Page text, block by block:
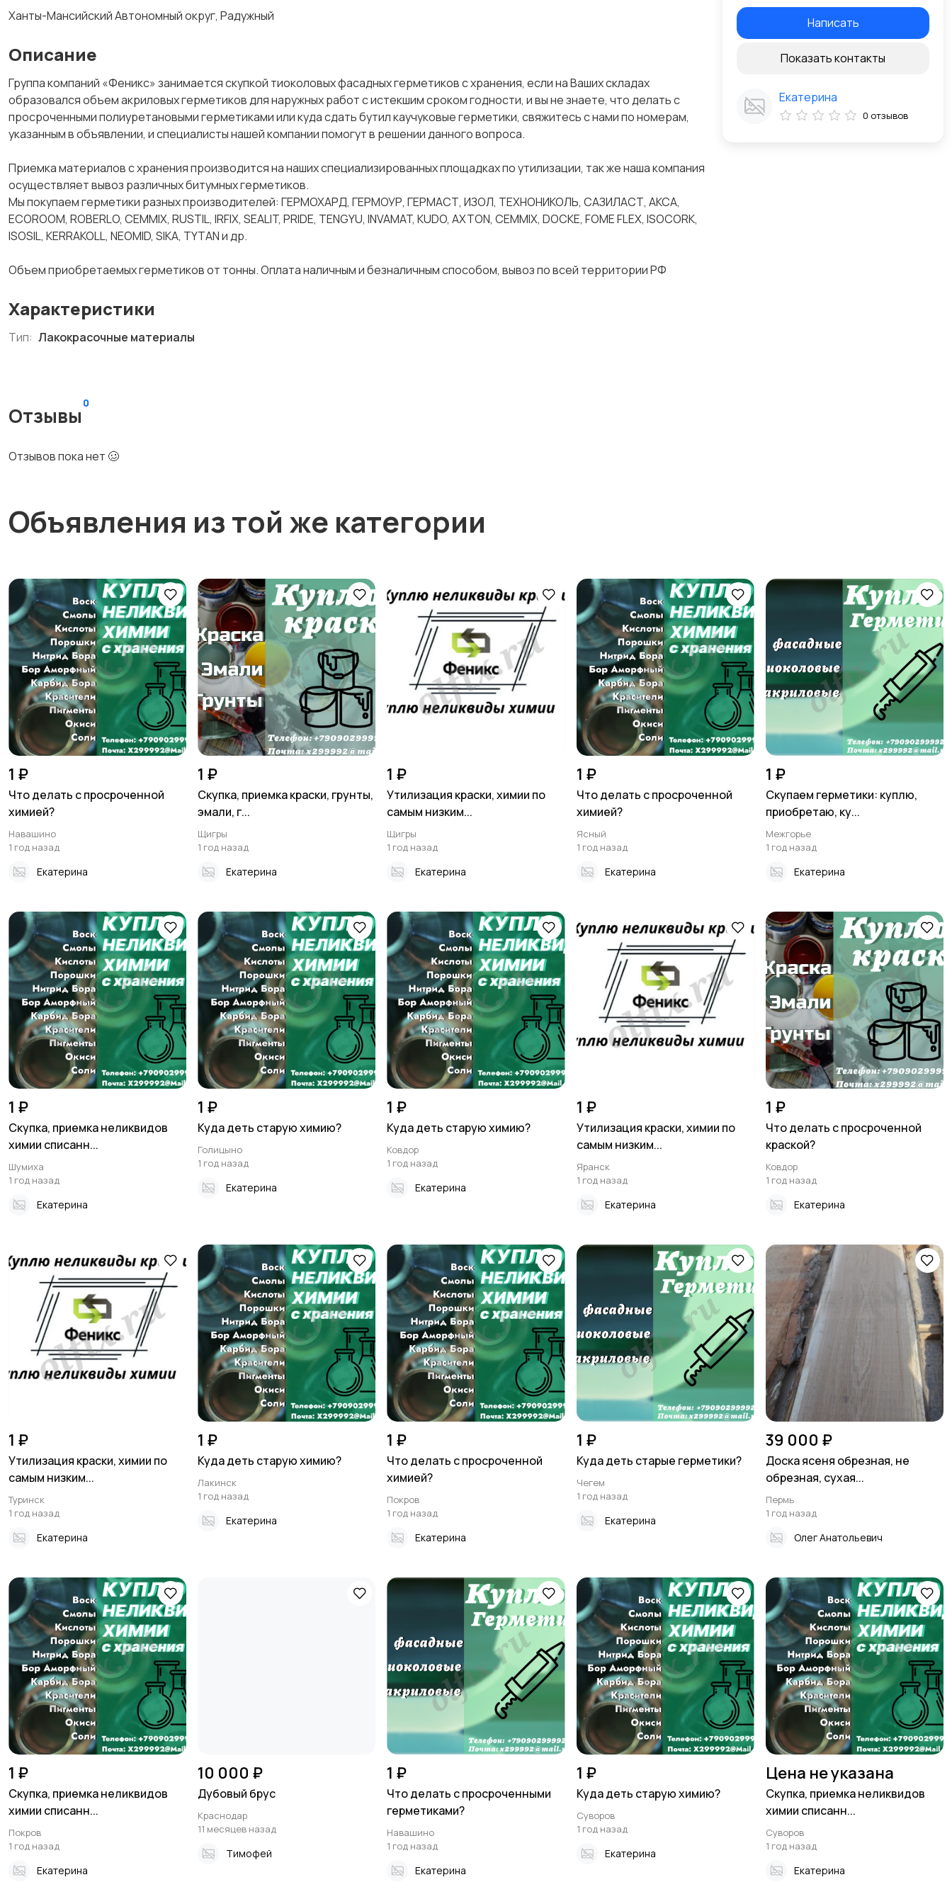
Ханты-Мансийский Автономный округ, Радужный
Описание
Группа компаний «Феникс» занимается скупкой тиоколовых фасадных герметиков с хранения, если на Ваших складах
образовался объем акриловых герметиков для наружных работ с истекшим сроком годности, и вы не знаете, что делать с
просроченными полиуретановыми герметиками или куда сдать бутил каучуковые герметики, свяжитесь с нами по номерам,
указанным в объявлении, и специалисты нашей компании помогут в решении данного вопроса.
Приемка материалов с хранения производится на наших специализированных площадках по утилизации, так же наша компания
осуществляет вывоз различных битумных герметиков.
Мы покупаем герметики разных производителей: ГЕРМОХАРД, ГЕРМОУР, ГЕРМАСТ, ИЗОЛ, ТЕХНОНИКОЛЬ, САЗИЛАСТ, АКСА,
ECOROOM, ROBERLO, CEMMIX, RUSTIL, IRFIX, SEALIT, PRIDE, TENGYU, INVAMAT, KUDO, AXTON, CEMMIX, DOCKE, FOME FLEX, ISOCORK,
ISOSIL, KERRAKOLL, NEOMID, SIKA, TYTAN и др.
Объем приобретаемых герметиков от тонны. Оплата наличным и безналичным способом, вывоз по всей территории РФ
Характеристики
Тип: Лакокрасочные материалы
Отзывы
0
Отзывов пока нет 🥴
Написать
Показать контакты
Екатерина
0 отзывов
Объявления из той же категории
1 ₽
Что делать с просроченной
химией?
Навашино
1 год назад
Екатерина
1 ₽
Скупка, приемка краски, грунты,
эмали, г...
Щигры
1 год назад
Екатерина
1 ₽
Утилизация краски, химии по
самым низким...
Щигры
1 год назад
Екатерина
1 ₽
Что делать с просроченной
химией?
Ясный
1 год назад
Екатерина
1 ₽
Скупаем герметики: куплю,
приобретаю, ку...
Межгорье
1 год назад
Екатерина
1 ₽
Скупка, приемка неликвидов
химии списанн...
Шумиха
1 год назад
Екатерина
1 ₽
Куда деть старую химию?
Голицыно
1 год назад
Екатерина
1 ₽
Куда деть старую химию?
Ковдор
1 год назад
Екатерина
1 ₽
Утилизация краски, химии по
самым низким...
Яранск
1 год назад
Екатерина
1 ₽
Что делать с просроченной
краской?
Ковдор
1 год назад
Екатерина
1 ₽
Утилизация краски, химии по
самым низким...
Туринск
1 год назад
Екатерина
1 ₽
Куда деть старую химию?
Лакинск
1 год назад
Екатерина
1 ₽
Что делать с просроченной
химией?
Покров
1 год назад
Екатерина
1 ₽
Куда деть старые герметики?
Чегем
1 год назад
Екатерина
39 000 ₽
Доска ясеня обрезная, не
обрезная, сухая...
Пермь
1 год назад
Олег Анатольевич
1 ₽
Скупка, приемка неликвидов
химии списанн...
Покров
1 год назад
Екатерина
10 000 ₽
Дубовый брус
Краснодар
11 месяцев назад
Тимофей
1 ₽
Что делать с просроченными
герметиками?
Навашино
1 год назад
Екатерина
1 ₽
Куда деть старую химию?
Суворов
1 год назад
Екатерина
Цена не указана
Скупка, приемка неликвидов
химии списанн...
Суворов
1 год назад
Екатерина